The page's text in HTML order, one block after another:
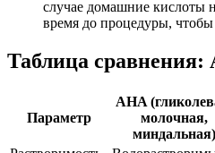
случае домашние кислоты
время до процедуры, чтобы
Таблица сравнения:
Параметр
AHA
молочная,
миндальная)